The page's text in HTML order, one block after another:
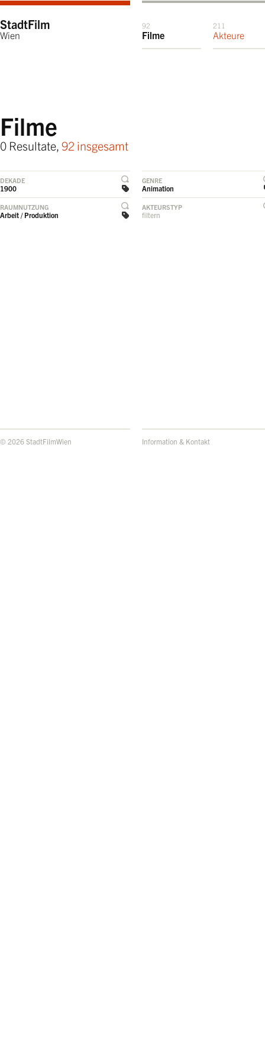
StadtFilm
Wien
92
Filme
211
Akteure
Filme
0 Resultate, 92 insgesamt
DEKADE
1900
GENRE
Animation
RAUMNUTZUNG
Arbeit / Produktion
AKTEURSTYP
filtern
© 2026 StadtFilmWien Information & Kontakt